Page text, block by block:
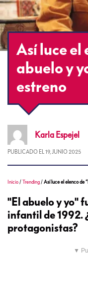
Así luce el
abuelo y
estreno
Karla Espejel
PUBLICADO EL 19, JUNIO 2025
Inicio /Trending /Así luce el elenco de
"El abuelo y yo"
infantil de 1992.
protagonistas?
▼